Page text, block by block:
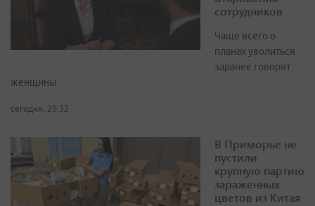
сотрудников
Чаще всего о
планах уволиться
заранее говорят
женщины
сегодня, 20:32
В Приморье не
пустили
крупную партию
зараженных
цветов из Китая